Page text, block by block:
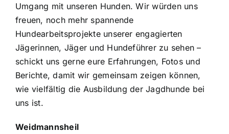
Umgang mit unseren Hunden. Wir würden uns
freuen, noch mehr spannende
Hundearbeitsprojekte unserer engagierten
Jägerinnen, Jäger und Hundeführer zu sehen –
schickt uns gerne eure Erfahrungen, Fotos und
Berichte, damit wir gemeinsam zeigen können,
wie vielfältig die Ausbildung der Jagdhunde bei
uns ist.
Weidmannsheil